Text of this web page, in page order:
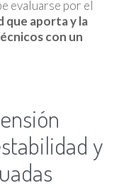
evaluarse por el
que aporta y la
con un
y